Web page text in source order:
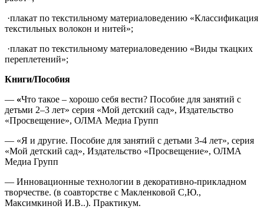
·плакат по текстильному материаловедению «Классификация
текстильных волокон и нитей»;
·плакат по текстильному материаловедению «Виды ткацких
переплетений»;
Книги/Пособия
— «Что такое – хорошо себя вести? Пособие для занятий с
детьми 2–3 лет» серия «Мой детский сад», Издательство
«Просвещение», ОЛМА Медиа Групп
— «Я и другие. Пособие для занятий с детьми 3-4 лет», серия
«Мой детский сад», Издательство «Просвещение», ОЛМА
Медиа Групп
— Инновационные технологии в декоративно-прикладном
творчестве. (в соавторстве с Макленковой С,Ю.,
Максимкиной И.В..). Практикум.